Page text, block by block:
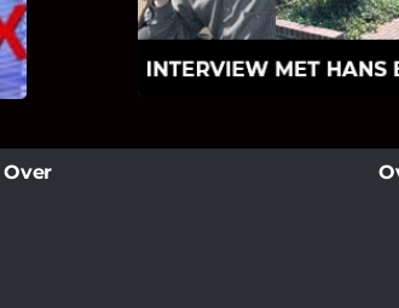
wat Hans Boerema
wereld van klinkers en
Over